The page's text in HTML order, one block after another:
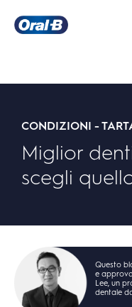
CONDIZIONI -
Miglior
scegli
Questo
e
Lee, un
dentale